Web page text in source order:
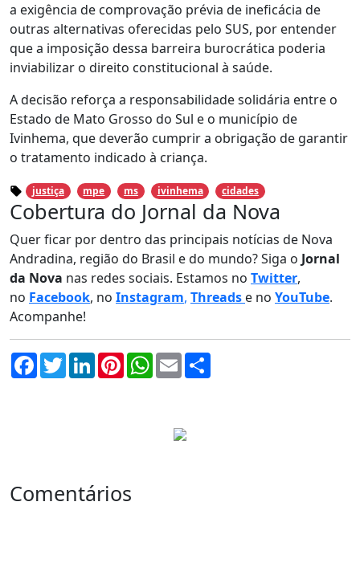
a exigência de comprovação prévia de ineficácia de
outras alternativas oferecidas pelo SUS, por entender
que a imposição dessa barreira burocrática poderia
inviabilizar o direito constitucional à saúde.
A decisão reforça a responsabilidade solidária entre o
Estado de Mato Grosso do Sul e o município de
Ivinhema, que deverão cumprir a obrigação de garantir
o tratamento indicado à criança.
justiça mpe ms ivinhema cidades
Cobertura do Jornal da Nova
Quer ficar por dentro das principais notícias de Nova
Andradina, região do Brasil e do mundo? Siga o Jornal
da Nova nas redes sociais. Estamos no Twitter,
no Facebook, no Instagram, Threads e no YouTube.
Acompanhe!
Facebook
TwitterLinkedInPinterestWhatsApp
Email
Comentários